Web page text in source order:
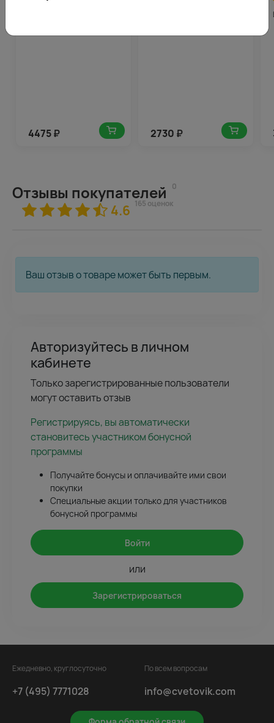
стильной упаковке
4475₽ 2730 ₽
Отзывы покупателей 0
4.6 165 оценок
Ваш отзыв о товаре может быть первым.
Авторизуйтесь в личном
кабинете
Только зарегистрированные пользователи
могут оставить отзыв
Регистрируясь, вы автоматически
становитесь участником бонусной
программы
Получайте бонусы и оплачивайте ими свои
покупки
Специальные акции только для участников
бонусной программы
Войти
или
Зарегистрироваться
Ежедневно, круглосуточно
+7 (495) 7771028
По всем вопросам
info@cvetovik.com